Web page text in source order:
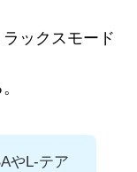
ックスモード
やL-テア